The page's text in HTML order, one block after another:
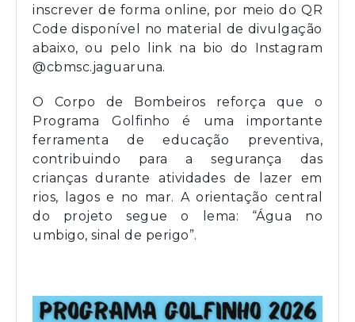
inscrever de forma online, por meio do QR
Code disponível no material de divulgação
abaixo, ou pelo link na bio do Instagram
@cbmsc.jaguaruna.
O Corpo de Bombeiros reforça que o
Programa Golfinho é uma importante
ferramenta de educação preventiva,
contribuindo para a segurança das
crianças durante atividades de lazer em
rios, lagos e no mar. A orientação central
do projeto segue o lema: “Água no
umbigo, sinal de perigo”.